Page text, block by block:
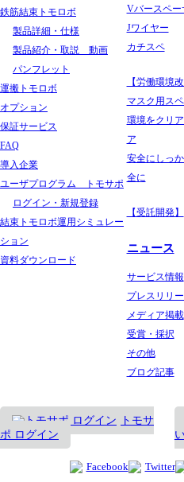
鉄筋結束トモロボ
製品詳細・仕様
製品紹介・取説 動画
パンフレット
運搬トモロボ
オプション
保証サービス
FAQ
導入企業
ユーザプログラム トモサポ
ログイン・新規登録
結束トモロボ運用シミュレー
ション
資料ダウンロード
Vバースペー
Jワイヤー
カチスペ
【労働環境
マスク用ス
環境をクリ
ア
安全にしっ
全に
【受託開発】
ニュース
サービス情報
プレスリリ
メディア掲載
受賞・採択
その他
ブログ記事
トモサ
ポ ログイン
Facebook Twitter